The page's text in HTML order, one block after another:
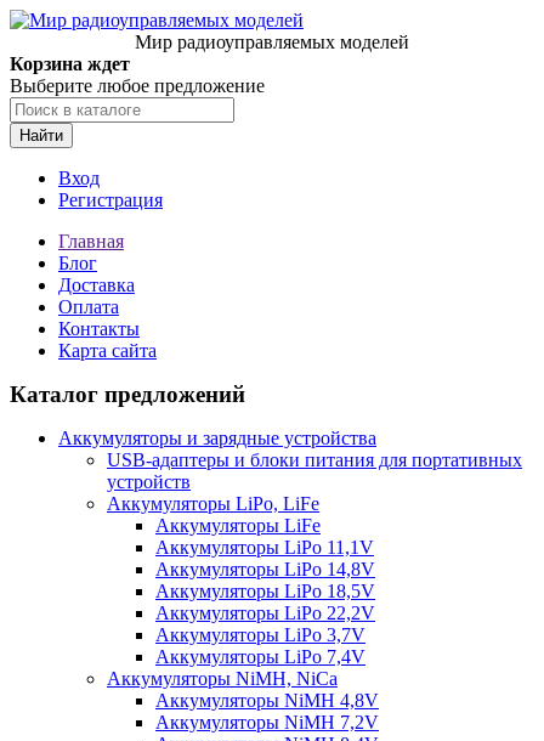
Мир радиоуправляемых моделей
Корзина ждет
Выберите любое предложение
Найти
Вход
Регистрация
Главная
Блог
Доставка
Оплата
Контакты
Карта сайта
Каталог предложений
Аккумуляторы и зарядные устройства
USB-адаптеры и блоки питания для портативных
устройств
Аккумуляторы LiPo, LiFe
Аккумуляторы LiFe
Аккумуляторы LiPo 11,1V
Аккумуляторы LiPo 14,8V
Аккумуляторы LiPo 18,5V
Аккумуляторы LiPo 22,2V
Аккумуляторы LiPo 3,7V
Аккумуляторы LiPo 7,4V
Аккумуляторы NiMH, NiCa
Аккумуляторы NiMH 4,8V
Аккумуляторы NiMH 7,2V